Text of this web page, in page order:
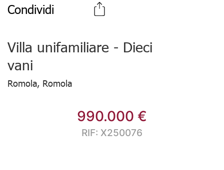
Condividi
Villa unifamiliare - Dieci
vani
Romola, Romola
990.000 €
RIF: X250076